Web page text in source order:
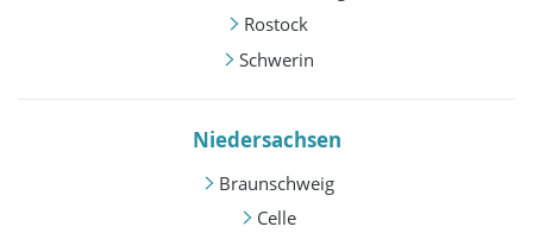
Rostock
Schwerin
Niedersachsen
Braunschweig
Celle